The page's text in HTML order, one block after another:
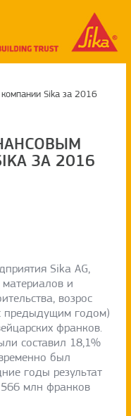
Sika за 2016
ЗА 2016
Sika AG,
и
возрос
предыдущим годом)
франков.
составил 18,1%
был
годы результат
млн франков